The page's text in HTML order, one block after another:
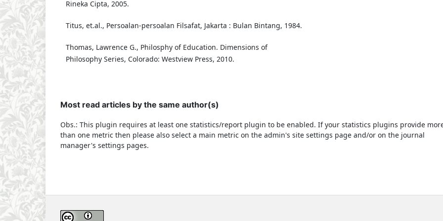
Rineka Cipta, 2005.
Titus, et.al., Persoalan-persoalan Filsafat, Jakarta : Bulan Bintang, 1984.
Thomas, Lawrence G., Philosphy of Education. Dimensions of
Philosophy Series, Colorado: Westview Press, 2010.
Most read articles by the same author(s)
Obs.: This plugin requires at least one statistics/report plugin to be enabled. If your statistics plugins provide
than one metric then please also select a main metric on the admin's site settings page and/or on the journal
manager's settings pages.